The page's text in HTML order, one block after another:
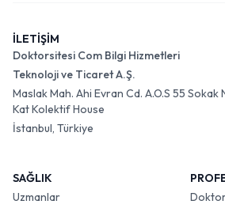
İLETİŞİM
Doktorsitesi Com Bilgi Hizmetleri
Teknoloji ve Ticaret A.Ş.
Maslak Mah. Ahi Evran Cd. A.O.S 55
Kat Kolektif House
İstanbul, Türkiye
SAĞLIK
Uzmanlar